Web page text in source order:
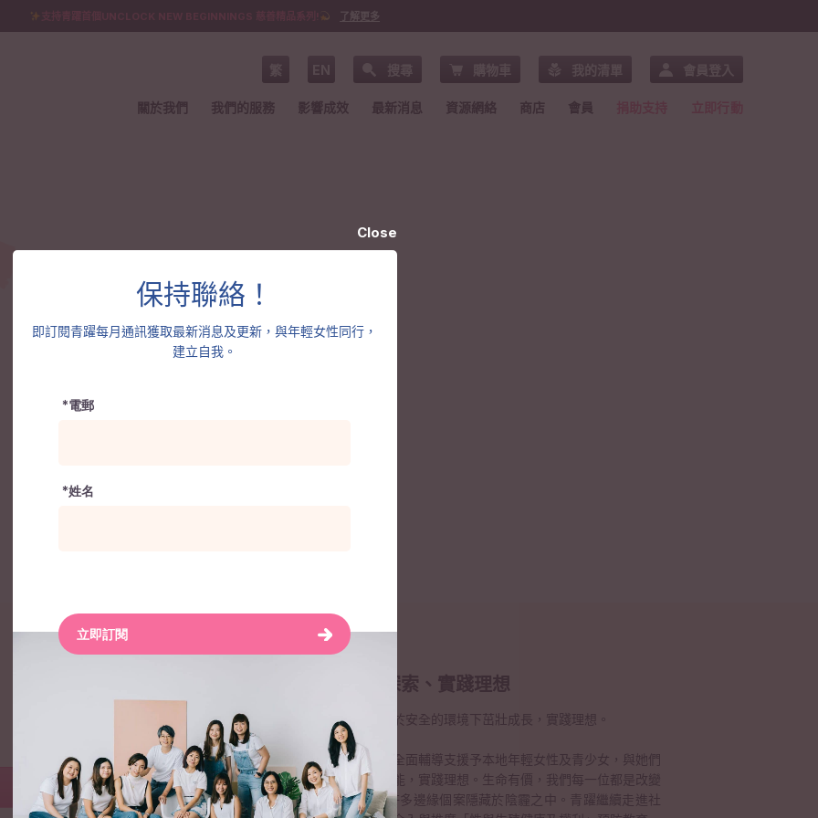
支持青躍首個UNCLOCK NEW BEGINNINGS 慈善精品系列! 了解更多
關於我們 我們的服務 影響成效 最新消息 資源網絡 商店 會員
搜尋
EN
繁 購物車 我的清單 會員登入
與年輕女性同行 重新探索、實踐理想
我們希望所有香港年輕女性，能於安全的環境下茁壯成長，實踐理想。
青躍致力提供非批判安全空間與全面輔導支援予本地年輕女性及青少女，與她們
一同探索自我價值，充分發揮潛能，實踐理想。生命有價，我們每一位都是改變
社會的一份力量。 社會上仍有許多邊緣個案隱藏於陰霾之中。青躍繼續走進社
Close
保持聯絡！
即訂閱青躍每月通訊獲取最新消息及更新，與年輕女性同行，
建立自我。
*電郵
*姓名
立即訂閱